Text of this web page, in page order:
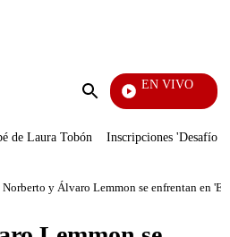
Enviar
EN VIVO
Doble Vía
de Laura Tobón Inscripciones 'Desafío'
Norberto y Álvaro Lemmon se enfrentan en